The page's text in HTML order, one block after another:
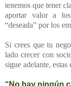
tenemos que tener
aportar valor a
“deseada” por los
Si crees que tu
lado crecer con
sigue adelante,
“No hay ningún